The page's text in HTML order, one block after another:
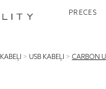
PRECES
KABEĻI > USB KABEĻI > CARBON